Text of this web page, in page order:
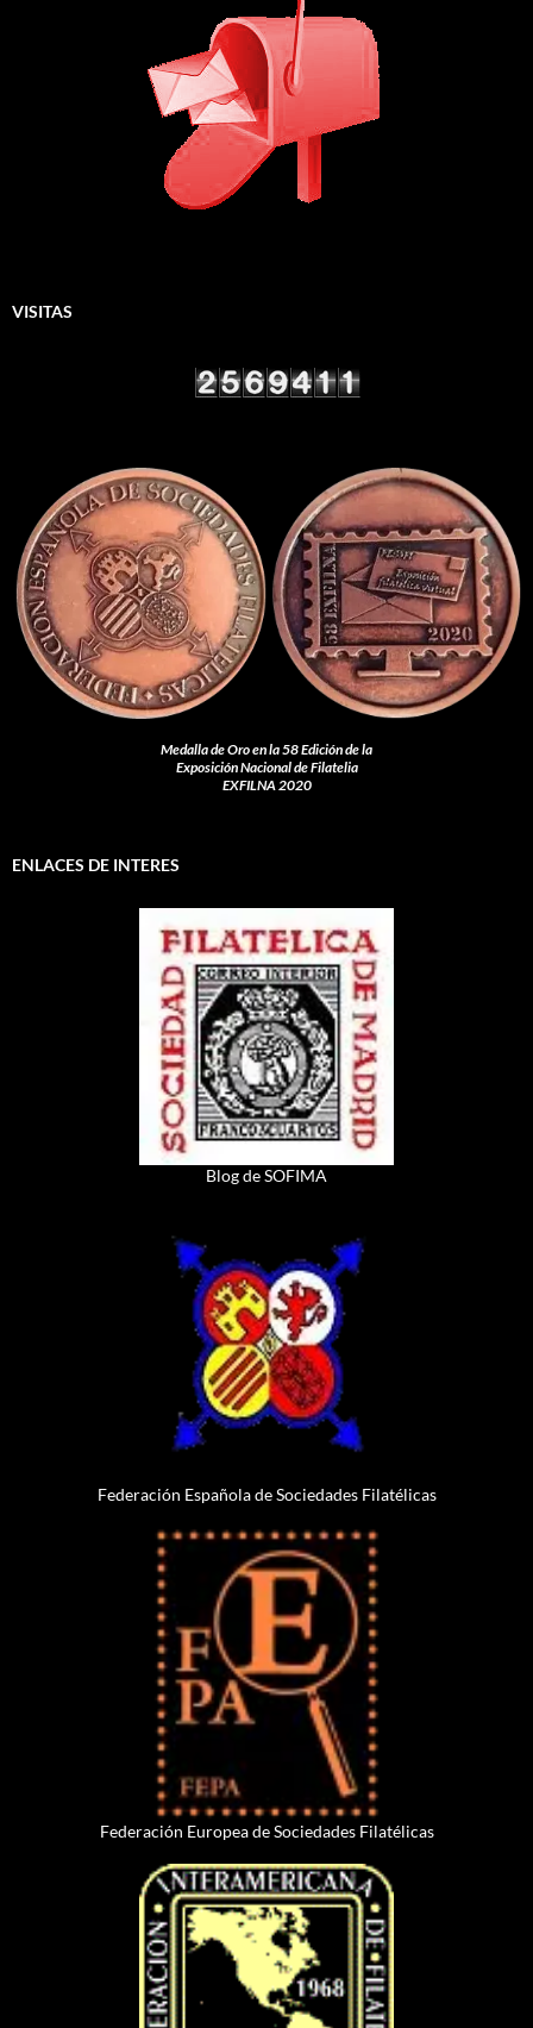
VISITAS
Medalla de Oro en la 58 Edición de la
Exposición Nacional de Filatelia
EXFILNA 2020
ENLACES DE INTERES
Blog de SOFIMA
Federación Española de Sociedades Filatélicas
Federación Europea de Sociedades Filatélicas